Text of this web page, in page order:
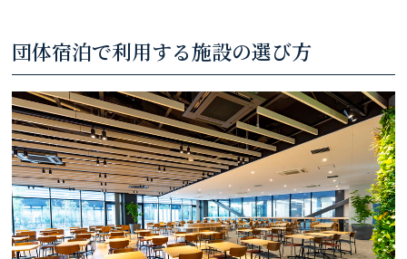
団体宿泊で利用する施設の選び方